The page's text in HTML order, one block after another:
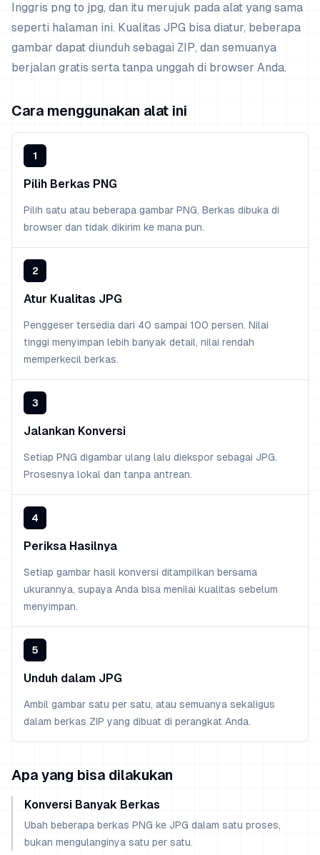
Inggris png to jpg, dan itu merujuk pada alat yang sama
seperti halaman ini. Kualitas JPG bisa diatur, beberapa
gambar dapat diunduh sebagai ZIP, dan semuanya
berjalan gratis serta tanpa unggah di browser Anda.
Cara menggunakan alat ini
1
Pilih Berkas PNG
Pilih satu atau beberapa gambar PNG. Berkas dibuka di
browser dan tidak dikirim ke mana pun.
2
Atur Kualitas JPG
Penggeser tersedia dari 40 sampai 100 persen. Nilai
tinggi menyimpan lebih banyak detail, nilai rendah
memperkecil berkas.
3
Jalankan Konversi
Setiap PNG digambar ulang lalu diekspor sebagai JPG.
Prosesnya lokal dan tanpa antrean.
4
Periksa Hasilnya
Setiap gambar hasil konversi ditampilkan bersama
ukurannya, supaya Anda bisa menilai kualitas sebelum
menyimpan.
5
Unduh dalam JPG
Ambil gambar satu per satu, atau semuanya sekaligus
dalam berkas ZIP yang dibuat di perangkat Anda.
Apa yang bisa dilakukan
Konversi Banyak Berkas
Ubah beberapa berkas PNG ke JPG dalam satu proses,
bukan mengulanginya satu per satu.